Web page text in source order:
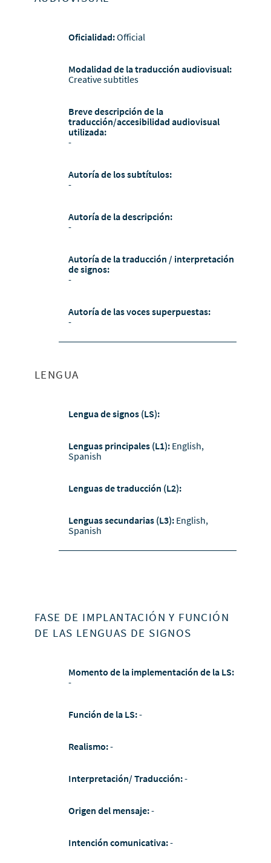
Oficialidad:Official
Modalidad de la traducción audiovisual:
Creative subtitles
Breve descripción de la
traducción/accesibilidad audiovisual
utilizada:
-
Autoría de los subtítulos:
-
Autoría de la descripción:
-
Autoría de la traducción / interpretación
de signos:
-
Autoría de las voces superpuestas:
-
LENGUA
Lengua de signos (LS):
Lenguas principales (L1): English,
Spanish
Lenguas de traducción (L2):
Lenguas secundarias (L3): English,
Spanish
FASE DE IMPLANTACIÓN Y FUNCIÓN
DE LAS LENGUAS DE SIGNOS
Momento de la implementación de la LS:
-
Función de la LS:-
Realismo:-
Interpretación/ Traducción:-
Origen del mensaje:-
Intención comunicativa:-